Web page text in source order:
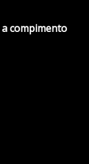
compimento